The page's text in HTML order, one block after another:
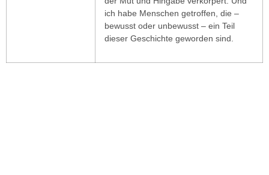
ich habe Menschen getroffen, die –
bewusst oder unbewusst – ein Teil
dieser Geschichte geworden sind.